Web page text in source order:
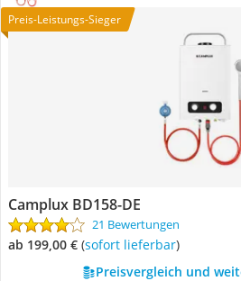
Preis-Leistungs-Sieger
Camplux BD158-DE
21 Bewertungen
ab 199,00 € ( Sofort lieferbar)
Preisvergleich und